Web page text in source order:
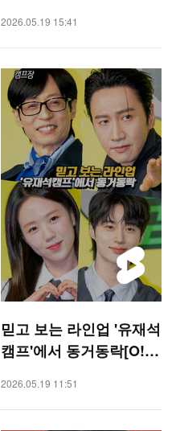
2026.05.19 15:41
믿고 보는 라인업 '유재석
캠프'에서 동거동락[O! S
2026.05.19 11:51